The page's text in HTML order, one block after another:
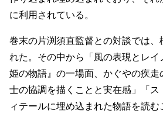
に利用されている。
巻末の片渕須直監督との対談では、
れた。その中から「風の表現とレ
姫の物語』の一場面、かぐやの疾走
士の協調を描くことと実在感」「
ィテールに埋め込まれた物語を読